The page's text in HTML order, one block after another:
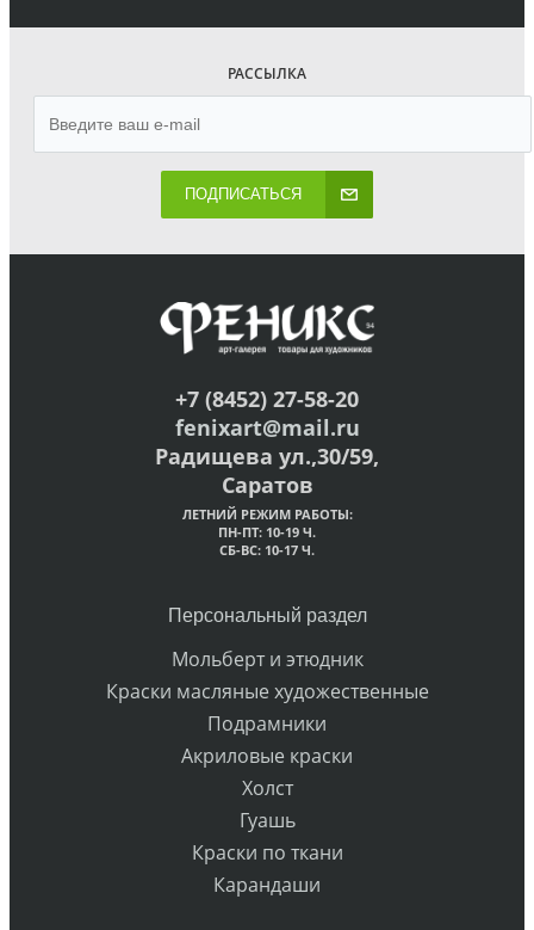
РАССЫЛКА
ПОДПИСАТЬСЯ
+7 (8452) 27-58-20
fenixart@mail.ru
Радищева ул.,30/59,
Саратов
ЛЕТНИЙ РЕЖИМ РАБОТЫ:
ПН-ПТ: 10-19 Ч.
СБ-ВС: 10-17 Ч.
Персональный раздел
Мольберт и этюдник
Краски масляные художественные
Подрамники
Акриловые краски
Холст
Гуашь
Краски по ткани
Карандаши